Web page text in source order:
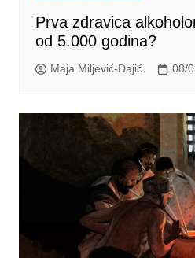
Prva zdravica
od 5.000 godina?
Maja Miljević-Đajić 08/